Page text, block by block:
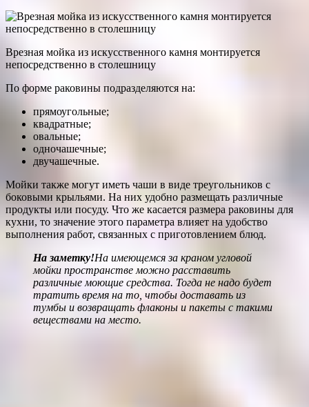
Врезная мойка из искусственного камня монтируется
непосредственно в столешницу
По форме раковины подразделяются на:
прямоугольные;
квадратные;
овальные;
одночашечные;
двучашечные.
Мойки также могут иметь чаши в виде треугольников с
боковыми крыльями. На них удобно размещать различные
продукты или посуду. Что же касается размера раковины для
кухни, то значение этого параметра влияет на удобство
выполнения работ, связанных с приготовлением блюд.
На заметку!На имеющемся за краном угловой
мойки пространстве можно расставить
различные моющие средства. Тогда не надо будет
тратить время на то, чтобы доставать из
тумбы и возвращать флаконы и пакеты с такими
веществами на место.